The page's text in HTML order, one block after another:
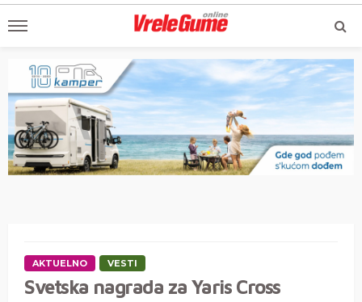
AKTUELNO VESTI
Svetska nagrada za Yaris Cross